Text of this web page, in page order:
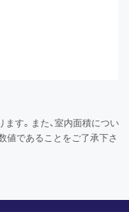
す。また、室内面積につい
値であることをご了承下さ